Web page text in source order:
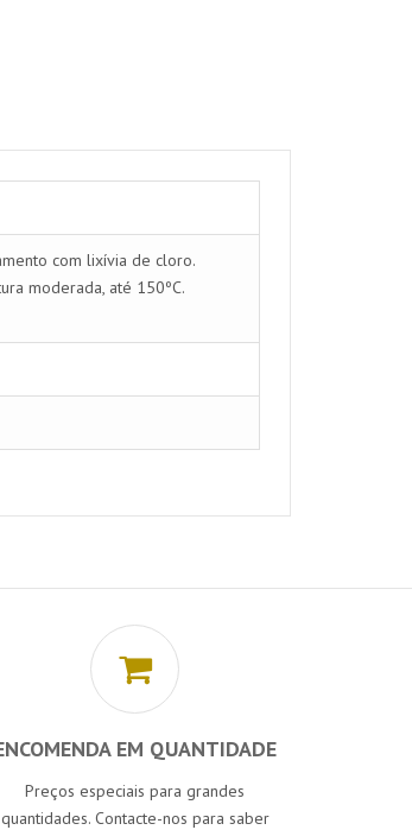
com lixívia de cloro.
moderada, até 150ºC.
EM QUANTIDADE
Preços especiais para grandes
quantidades. Contacte-nos para saber